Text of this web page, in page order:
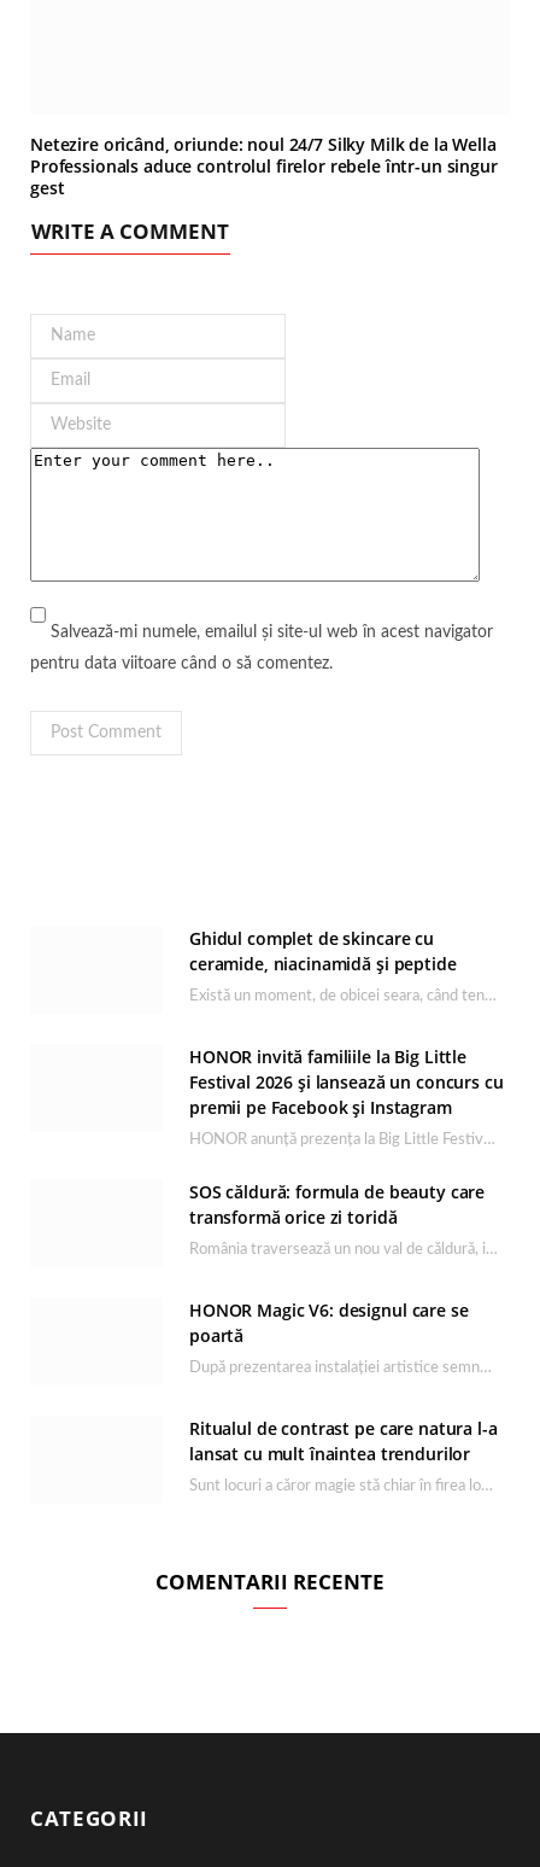
Netezire oricând, oriunde: noul 24/7 Silky Milk de la Wella
Professionals aduce controlul firelor rebele într-un singur
gest
WRITE A COMMENT
Salvează-mi numele, emailul și site-ul web în acest navigator
pentru data viitoare când o să comentez.
Ghidul complet de skincare cu
ceramide, niacinamidă și peptide
Există un moment, de obicei seara, când tenul își arată starea reală. După o zi…
HONOR invită familiile la Big Little
Festival 2026 și lansează un concurs cu
premii pe Facebook și Instagram
HONOR anunță prezența la Big Little Festival 2026, unul dintre cele mai așteptate evenimente dedicate…
SOS căldură: formula de beauty care
transformă orice zi toridă
România traversează un nou val de căldură, iar rutina de îngrijire capătă un rol esențial…
HONOR Magic V6: designul care se
poartă
După prezentarea instalației artistice semnată de Catrinel Săbăciag în cadrul evenimentului de lansare HONOR Magic…
Ritualul de contrast pe care natura l-a
lansat cu mult înaintea trendurilor
Sunt locuri a căror magie stă chiar în firea lor naturală, iar Lacul Ursu din…
COMENTARII RECENTE
CATEGORII